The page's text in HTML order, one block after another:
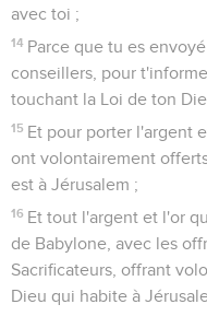
avec toi ;
14 Parce que tu es
conseillers, pour
touchant la Loi de ton
15 Et pour porter l'argent
ont volontairement
est à Jérusalem ;
16 Et tout l'argent et l'or
de Babylone, avec les
Sacrificateurs, offrant
Dieu qui habite à